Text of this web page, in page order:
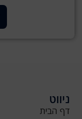
ניווט
דף הבית